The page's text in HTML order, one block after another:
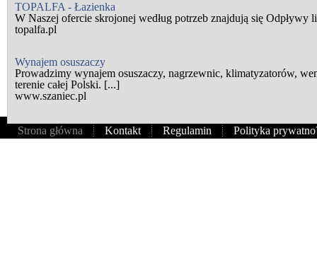
TOPALFA - Łazienka
W Naszej ofercie skrojonej według potrzeb znajdują się
topalfa.pl
Wynajem osuszaczy
Prowadzimy wynajem osuszaczy, nagrzewnic, klimatyzatorów,
terenie całej Polski. [...]
www.szaniec.pl
Strona główna Kontakt Regulamin Polityka